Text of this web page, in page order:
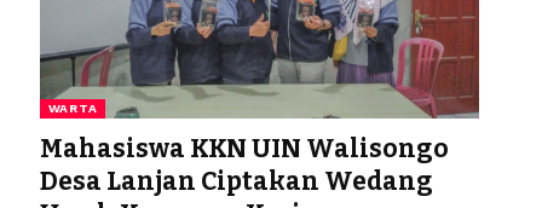
WARTA
Mahasiswa KKN UIN Walisongo
Desa Lanjan Ciptakan Wedang